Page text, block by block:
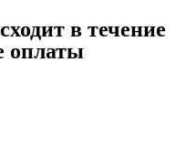
в течение
оплаты